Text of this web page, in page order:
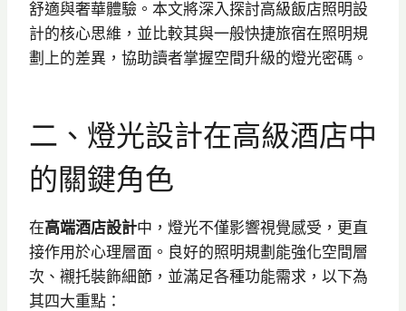
舒適與奢華體驗。本文將深入探討高級飯店照明設
計的核心思維，並比較其與一般快捷旅宿在照明規
劃上的差異，協助讀者掌握空間升級的燈光密碼。
二、燈光設計在高級酒店中
的關鍵角色
在高端酒店設計中，燈光不僅影響視覺感受，更直
接作用於心理層面。良好的照明規劃能強化空間層
次、襯托裝飾細節，並滿足各種功能需求，以下為
其四大重點：